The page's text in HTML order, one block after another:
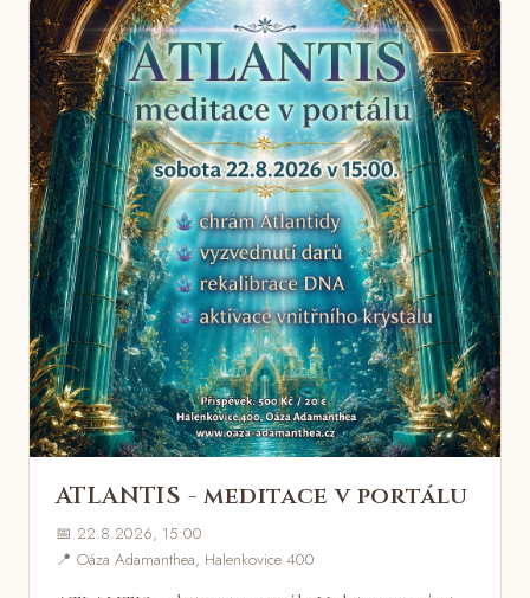
ATLANTIS - meditace v portálu
📅 22.8.2026, 15:00
📍 Oáza Adamanthea, Halenkovice 400